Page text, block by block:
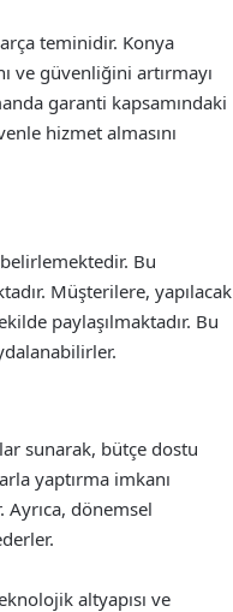
teminidir. Konya
ve güvenliğini artırmayı
garanti kapsamındaki
hizmet almasını
Bu
Müşterilere, yapılacak
paylaşılmaktadır. Bu
sunarak, bütçe dostu
yaptırma imkanı
Ayrıca, dönemsel
altyapısı ve